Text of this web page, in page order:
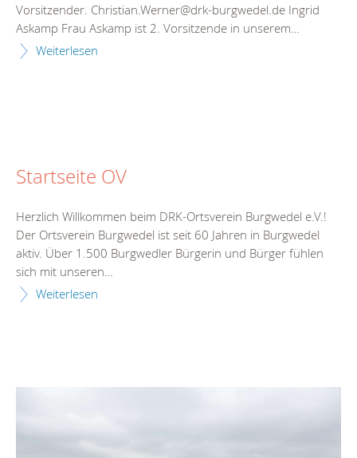
Vorsitzender. Christian.Werner@drk-burgwedel.de Ingrid
Askamp Frau Askamp ist 2. Vorsitzende in unserem…
Weiterlesen
Startseite OV
Herzlich Willkommen beim DRK-Ortsverein Burgwedel e.V.!
Der Ortsverein Burgwedel ist seit 60 Jahren in Burgwedel
aktiv. Über 1.500 Burgwedler Bürgerin und Bürger fühlen
sich mit unseren…
Weiterlesen